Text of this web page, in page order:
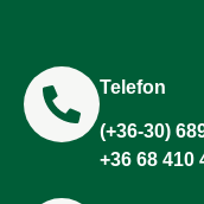
Telefon
(+36-30)
+36 68 410